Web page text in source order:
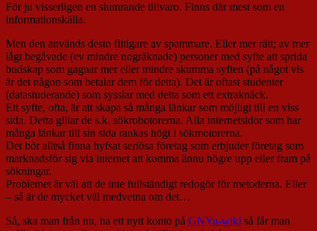
För ju visserligen en slumrande tillvaro. Finns där mest som en
informationskälla.
Men den används desto flitigare av spammare. Eller mer rätt; av mer
lågt begåvade (ev mindre nogräknade) personer med syfte att sprida
budskap som gagnar mer eller mindre skumma syften (på något vis
är det någon som betalar dem för detta). Det är oftast studenter
(datastuderande) som sysslar med detta som ett extraknäck.
Ett syfte, ofta, är att skapa så många länkar som möjligt till en viss
sida. Detta gillar de s.k. sökrobotorerna. Alla internetsidor som har
många länkar till sin sida rankas högt i sökmotorerna.
Det bör alltså finna hyfsat seriösa företag som erbjuder företag som
marknadsför sig via internet att komma ännu högre upp eller fram på
sökningar.
Problemet är väl att de inte fullständigt redogör för metoderna. Eller
– så är de mycket väl medvetna om det…
Så, ska man från nu, ha ett nytt konto på GNYu-wiki så får man